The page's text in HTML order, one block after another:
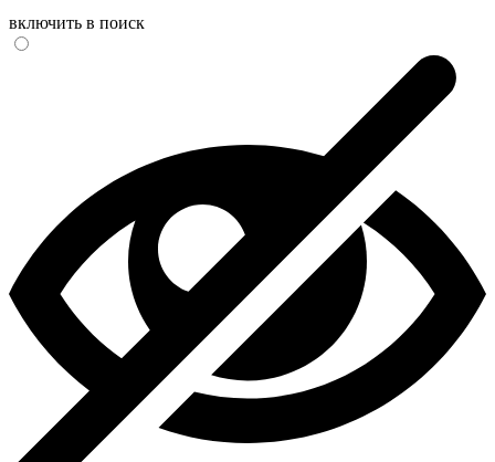
включить в поиск